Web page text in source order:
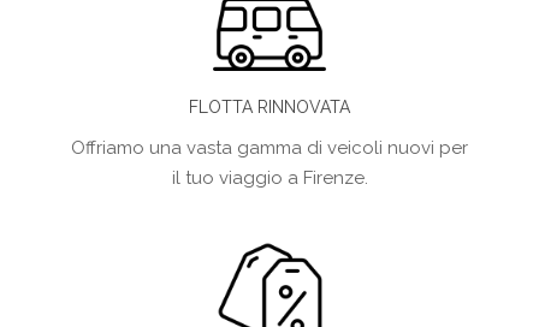
FLOTTA RINNOVATA
Offriamo una vasta gamma di veicoli nuovi per
il tuo viaggio a Firenze.